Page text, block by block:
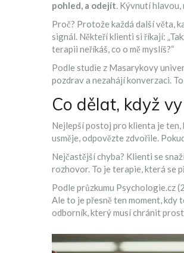
pohled, a odejít. Kývnutí hlavou,
Proč? Protože každá další věta,
signál. Někteří klienti si říkají:
terapii neříkáš, co o mě myslíš?“
Podle studie z Masarykovy
pozdrav a nezahájí konverzaci.
Co dělat, když
Nejlepší postoj pro klienta je ten,
usměje, odpovězte zdvořile.
Nejčastější chyba? Klienti se
rozhovor. To je terapie, která se
Podle průzkumu Psychologie.cz(
Ale to je přesně ten moment, kdy
odborník, který musí chránit